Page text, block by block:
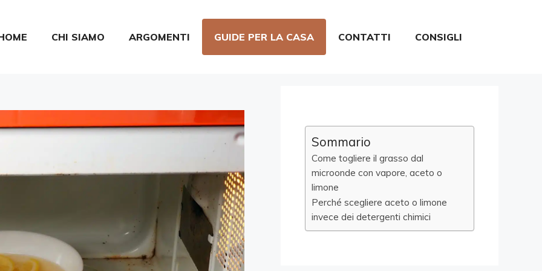
CHI SIAMO ARGOMENTI GUIDE PER LA CASA CONTATTI CONSIGLI
Sommario
Come togliere il grasso dal
microonde con vapore, aceto o
limone
Perché scegliere aceto o limone
invece dei detergenti chimici